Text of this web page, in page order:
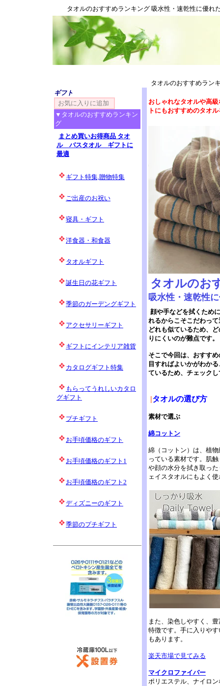
タオルのおすすめランキング 吸水性・速乾性に優れ
タオルのおすすめラン
ギフト
▼タオルのおすすめランキン
グ
まとめ買いお得商品 タオ
ル バスタオル ギフトに
最適
ギフト特集,贈物特集
ご出産のお祝い
寝具・ギフト
洋食器・和食器
タオルギフト
誕生日の花ギフト
季節のガーデングギフト
アクセサリーギフト
ギフトにインテリア雑貨
カタログギフト特集
もらってうれしいカタロ
グギフト
プチギフト
お手頃価格のギフト
お手頃価格のギフト1
お手頃価格のギフト2
ディズニーのギフト
季節のプチギフト
おしゃれなタオルや高
トにもおすすめのタオ
タオルのお
吸水性・速乾性
顔や手などを拭くため
れるからこそこだわっ
どれも似ているため、
りにくいのが難点です。
そこで今回は、おすす
目すればよいかがわか
ているため、チェック
|タオルの選び方
素材で選ぶ
綿コットン
綿（コットン）は、植
っている素材です。肌
や顔の水分を拭き取っ
ェイスタオルにもよく
また、染色しやすく、
特徴です。手に入りや
もあります。
楽天市場で見てみる
マイクロファイバー
ポリエステル、ナイロ